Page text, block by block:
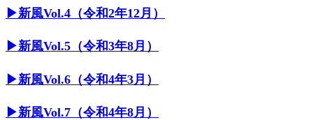
▶︎新風Vol.4（令和2年12月）
▶︎新風Vol.5（令和3年8月）
▶︎新風Vol.6（令和4年3月）
▶︎新風Vol.7（令和4年8月）